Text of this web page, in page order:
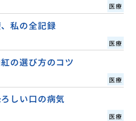
医療
私の全記録
医療
の選び方のコツ
医療
しい口の病気
医療